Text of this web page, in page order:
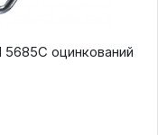
оцинкований